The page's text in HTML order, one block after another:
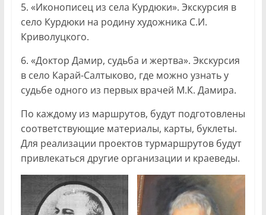
5. «Иконописец из села Курдюки». Экскурсия в
село Курдюки на родину художника С.И.
Криволуцкого.
6. «Доктор Дамир, судьба и жертва». Экскурсия
в село Карай-Салтыково, где можно узнать у
судьбе одного из первых врачей М.К. Дамира.
По каждому из маршрутов, будут подготовлены
соответствующие материалы, карты, буклеты.
Для реализации проектов турмаршрутов будут
привлекаться другие организации и краеведы.